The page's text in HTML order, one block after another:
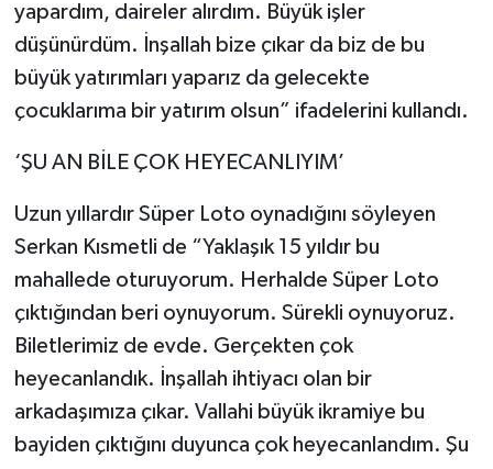
yapardım, daireler alırdım. Büyük işler
düşünürdüm. İnşallah bize çıkar da biz de bu
büyük yatırımları yaparız da gelecekte
çocuklarıma bir yatırım olsun” ifadelerini kullandı.
‘ŞU AN BİLE ÇOK HEYECANLIYIM’
Uzun yıllardır Süper Loto oynadığını söyleyen
Serkan Kısmetli de “Yaklaşık 15 yıldır bu
mahallede oturuyorum. Herhalde Süper Loto
çıktığından beri oynuyorum. Sürekli oynuyoruz.
Biletlerimiz de evde. Gerçekten çok
heyecanlandık. İnşallah ihtiyacı olan bir
arkadaşımıza çıkar. Vallahi büyük ikramiye bu
bayiden çıktığını duyunca çok heyecanlandım. Şu